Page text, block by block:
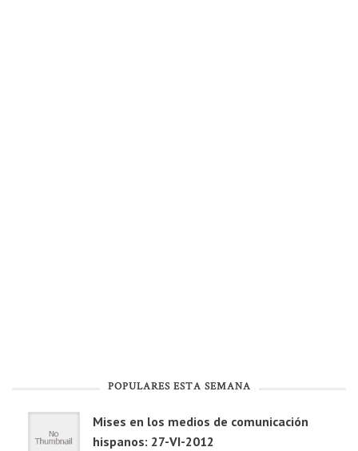
POPULARES ESTA SEMANA
Mises en los medios de comunicación
hispanos: 27-VI-2012